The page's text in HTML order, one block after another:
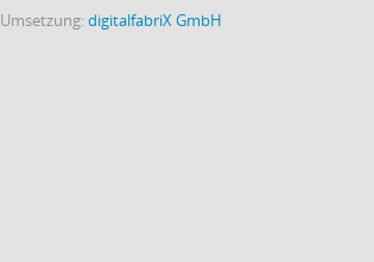
Umsetzung:digitalfabriX GmbH